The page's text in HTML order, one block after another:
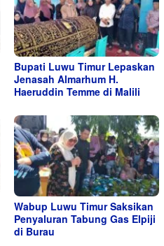
Bupati Luwu Timur Lepaskan
Jenasah Almarhum H.
Haeruddin Temme di Malili
Wabup Luwu Timur Saksikan
Penyaluran Tabung Gas Elpiji
di Burau